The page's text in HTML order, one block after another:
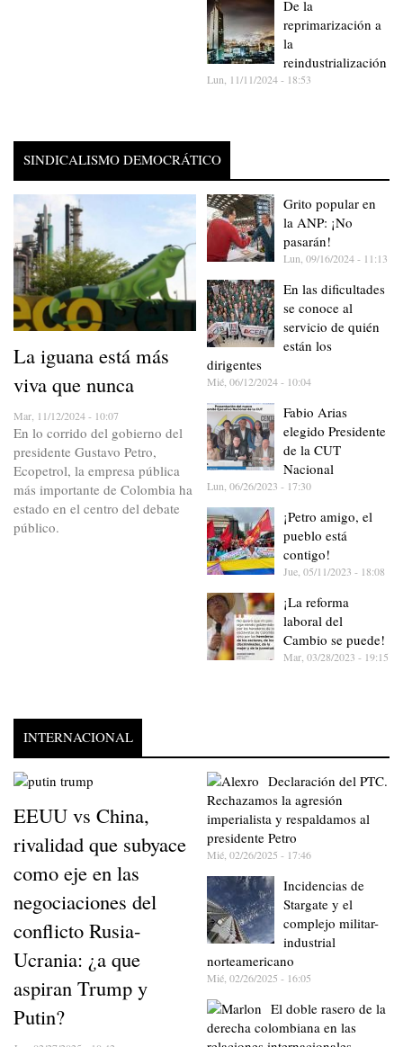
De la
reprimarización a
la
reindustrialización
Lun, 11/11/2024 - 18:53
SINDICALISMO DEMOCRÁTICO
La iguana está más
viva que nunca
Mar, 11/12/2024 - 10:07
En lo corrido del gobierno del
presidente Gustavo Petro,
Ecopetrol, la empresa pública
más importante de Colombia ha
estado en el centro del debate
público.
Grito popular en
la ANP: ¡No
pasarán!
Lun, 09/16/2024 - 11:13
En las dificultades
se conoce al
servicio de quién
están los
dirigentes
Mié, 06/12/2024 - 10:04
Fabio Arias
elegido Presidente
de la CUT
Nacional
Lun, 06/26/2023 - 17:30
¡Petro amigo, el
pueblo está
contigo!
Jue, 05/11/2023 - 18:08
¡La reforma
laboral del
Cambio se puede!
Mar, 03/28/2023 - 19:15
INTERNACIONAL
EEUU vs China,
rivalidad que subyace
como eje en las
negociaciones del
conflicto Rusia-
Ucrania: ¿a que
aspiran Trump y
Putin?
Declaración del PTC.
Rechazamos la agresión
imperialista y respaldamos al
presidente Petro
Mié, 02/26/2025 - 17:46
Incidencias de
Stargate y el
complejo militar-
industrial
norteamericano
Mié, 02/26/2025 - 16:05
El doble rasero de la
derecha colombiana en las